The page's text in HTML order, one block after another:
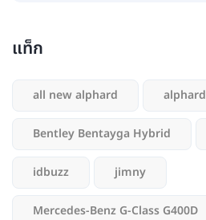
แท็ก
all new alphard alphard
Bentley Bentayga Hybrid
idbuzz jimny
Mercedes-Benz G-Class G400D